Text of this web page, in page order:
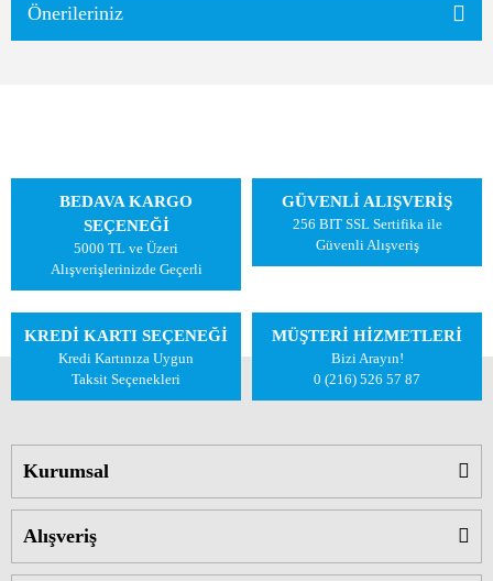
Önerileriniz
BEDAVA KARGO
SEÇENEĞİ
5000 TL ve Üzeri
Alışverişlerinizde Geçerli
GÜVENLİ ALIŞVERİŞ
256 BIT SSL Sertifika ile
Güvenli Alışveriş
KREDİ KARTI SEÇENEĞİ
Kredi Kartınıza Uygun
Taksit Seçenekleri
MÜŞTERİ HİZMETLERİ
Bizi Arayın!
0 (216) 526 57 87
Kurumsal
Alışveriş